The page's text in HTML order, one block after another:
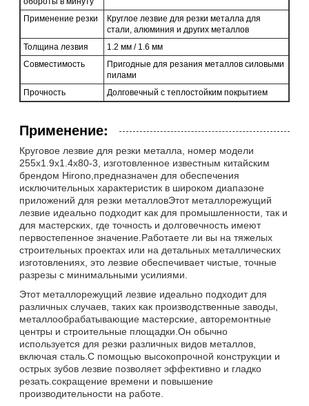
Применение резки
Круглое лезвие для резки металла для
стали, алюминия и других металлов
Толщина лезвия
1.2 мм / 1.6 мм
Совместимость
Пригодные для резания металлов силовыми
пилами
Прочность
Долговечный с теплостойким покрытием
Применение:
Круговое лезвие для резки металла, номер модели
255x1.9x1.4x80-3, изготовленное известным китайским
брендом Hirono,предназначен для обеспечения
исключительных характеристик в широком диапазоне
приложений для резки металловЭтот металлорежущий
лезвие идеально подходит как для промышленности, так и
для мастерских, где точность и долговечность имеют
первостепенное значение.Работаете ли вы на тяжелых
строительных проектах или на детальных металлических
изготовлениях, это лезвие обеспечивает чистые, точные
разрезы с минимальными усилиями.
Этот металлорежущий лезвие идеально подходит для
различных случаев, таких как производственные заводы,
металлообрабатывающие мастерские, авторемонтные
центры и строительные площадки.Он обычно
используется для резки различных видов металлов,
включая сталь.С помощью высокопрочной конструкции и
острых зубов лезвие позволяет эффективно и гладко
резать.сокращение времени и повышение
производительности на работе.